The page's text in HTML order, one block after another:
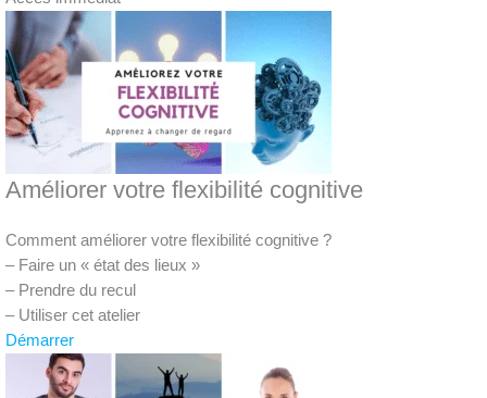
Améliorer votre flexibilité cognitive
Comment améliorer votre flexibilité cognitive ?
– Faire un « état des lieux »
– Prendre du recul
– Utiliser cet atelier
Démarrer